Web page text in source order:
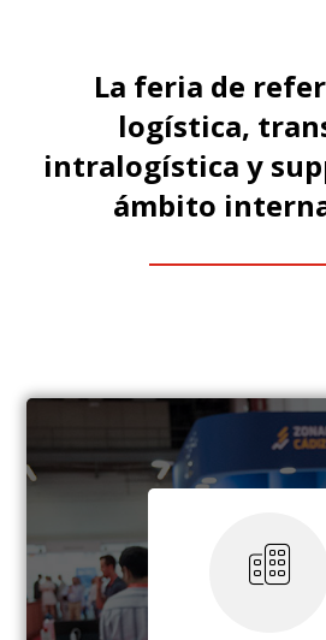
La feria de
logística,
intralogística y
ámbito